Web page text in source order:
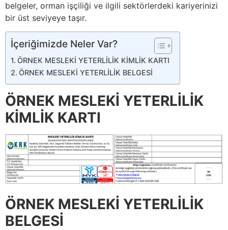
belgeler, orman işçiliği ve ilgili sektörlerdeki kariyerinizi
bir üst seviyeye taşır.
İçeriğimizde Neler Var?
ÖRNEK MESLEKİ YETERLİLİK KİMLİK KARTI
ÖRNEK MESLEKİ YETERLİLİK BELGESİ
ÖRNEK MESLEKİ YETERLİLİK
KİMLİK KARTI
ÖRNEK MESLEKİ YETERLİLİK
BELGESİ